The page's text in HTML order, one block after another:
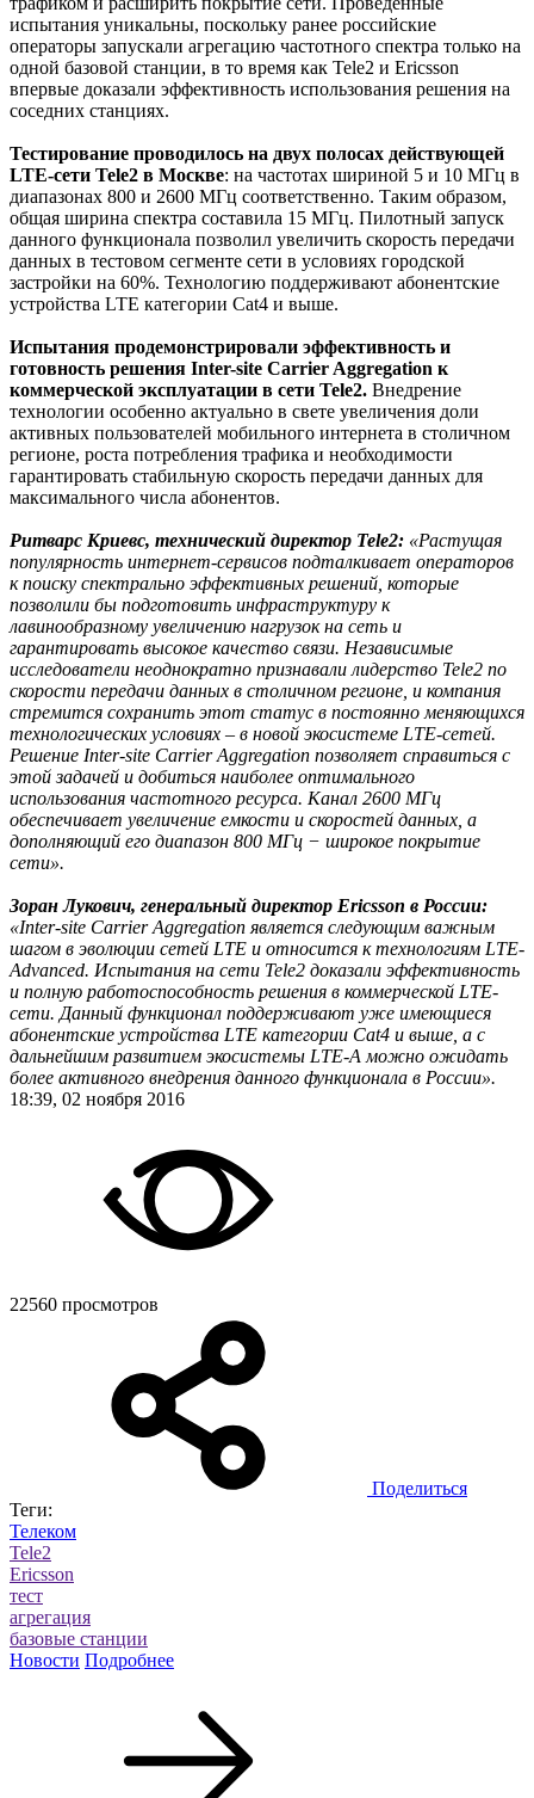
испытания уникальны, поскольку ранее российские
операторы запускали агрегацию частотного спектра только на
одной базовой станции, в то время как Tele2 и Ericsson
впервые доказали эффективность использования решения на
соседних станциях.
Тестирование проводилось на двух полосах действующей
LTE-сети Tele2 в Москве: на частотах шириной 5 и 10 МГц в
диапазонах 800 и 2600 МГц соответственно. Таким образом,
общая ширина спектра составила 15 МГц. Пилотный запуск
данного функционала позволил увеличить скорость передачи
данных в тестовом сегменте сети в условиях городской
застройки на 60%. Технологию поддерживают абонентские
устройства LTE категории Cat4 и выше.
Испытания продемонстрировали эффективность и
готовность решения Inter-site Carrier Aggregation к
коммерческой эксплуатации в сети Tele2. Внедрение
технологии особенно актуально в свете увеличения доли
активных пользователей мобильного интернета в столичном
регионе, роста потребления трафика и необходимости
гарантировать стабильную скорость передачи данных для
максимального числа абонентов.
Ритварс Криевс, технический директор Tele2: «Растущая
популярность интернет-сервисов подталкивает операторов
к поиску спектрально эффективных решений, которые
позволили бы подготовить инфраструктуру к
лавинообразному увеличению нагрузок на сеть и
гарантировать высокое качество связи. Независимые
исследователи неоднократно признавали лидерство Tele2 по
скорости передачи данных в столичном регионе, и компания
стремится сохранить этот статус в постоянно меняющихся
технологических условиях – в новой экосистеме LTE-сетей.
Решение Inter-site Carrier Aggregation позволяет справиться с
этой задачей и добиться наиболее оптимального
использования частотного ресурса. Канал 2600 МГц
обеспечивает увеличение емкости и скоростей данных, а
дополняющий его диапазон 800 МГц − широкое покрытие
сети».
Зоран Лукович, генеральный директор Ericsson в России:
«Inter-site Carrier Aggregation является следующим важным
шагом в эволюции сетей LTE и относится к технологиям LTE-
Advanced. Испытания на сети Tele2 доказали эффективность
и полную работоспособность решения в коммерческой LTE-
сети. Данный функционал поддерживают уже имеющиеся
абонентские устройства LTE категории Cat4 и выше, а с
дальнейшим развитием экосистемы LTE-A можно ожидать
более активного внедрения данного функционала в России».
18:39, 02 ноября 2016
22560 просмотров
Поделиться
Теги:
Телеком
Tele2
Ericsson
тест
агрегация
базовые станции
Новости Подробнее